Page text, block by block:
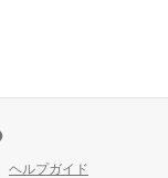
ヘルプガイド